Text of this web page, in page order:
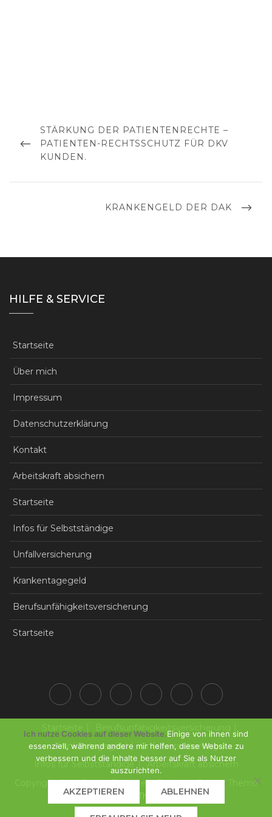
PREVIOUS
POST
STÄRKUNG DER PATIENTENRECHTE –
PATIENTEN-RECHTSSCHUTZ FÜR DKV
KUNDEN.
NEXT
KRANKENGELD DER DAK
HILFE & SERVICE
Startseite
Über mich
Impressum
Datenschutzerklärung
Kontakt
Arbeitskraft absichern
Startseite
Infos für Selbstständige
Unfallversicherung
Krankentagegeld
Berufsunfähigkeitsversicherung
Startseite
Krankentagegeld
Unfallversicherung
Infos für Selbstständige
Arbeitskraft absichern
Copyright © All Rights Reserved. Business Gravity Theme
byKeon Themes
Ich nutze Cookies auf dieser Website.Einige von ihnen sind
essenziell, während andere mir helfen, diese Website zu
verbessern und die Inhalte besser auf Sie als Nutzer
auszurichten.
AKZEPTIEREN ABLEHNEN